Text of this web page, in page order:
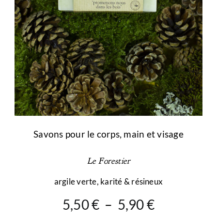
Savons pour le corps, main et visage
Le Forestier
argile verte, karité & résineux
5,50€ – 5,90€Plage
la
page
du
produit